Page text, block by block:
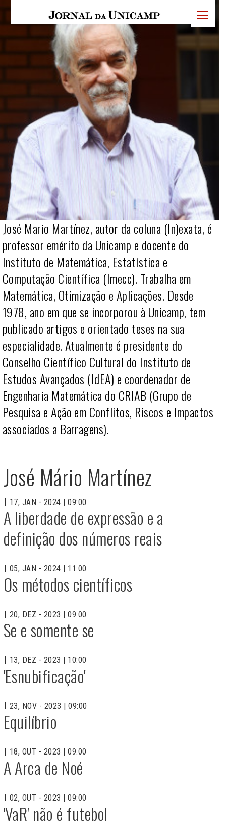
JU
menu
José Mario Martínez, autor da coluna (In)exata, é
professor emérito da Unicamp e docente do
Instituto de Matemática, Estatística e
Computação Científica (Imecc). Trabalha em
Matemática, Otimização e Aplicações. Desde
1978, ano em que se incorporou à Unicamp, tem
publicado artigos e orientado teses na sua
especialidade. Atualmente é presidente do
Conselho Científico Cultural do Instituto de
Estudos Avançados (IdEA) e coordenador de
Engenharia Matemática do CRIAB (Grupo de
Pesquisa e Ação em Conflitos, Riscos e Impactos
associados a Barragens).
José Mário Martínez
17, JAN - 2024 | 09:00
A liberdade de expressão e a
definição dos números reais
05, JAN - 2024 | 11:00
Os métodos científicos
20, DEZ - 2023 | 09:00
Se e somente se
13, DEZ - 2023 | 10:00
'Esnubificação'
23, NOV - 2023 | 09:00
Equilíbrio
18, OUT - 2023 | 09:00
A Arca de Noé
02, OUT - 2023 | 09:00
'VaR' não é futebol